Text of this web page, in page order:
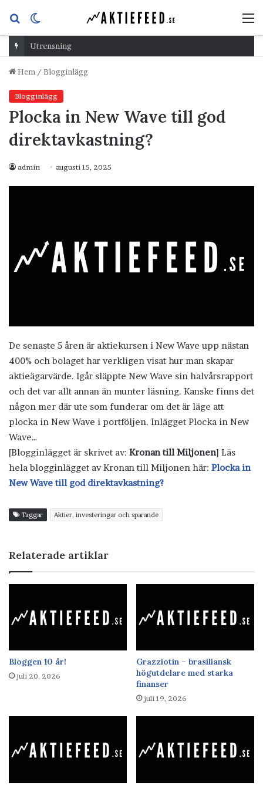
Sök
efterskin
Utrensning
Hem / Blogginlägg
Blogginlägg
Plocka in New Wave till god
direktavkastning?
admin augusti 15, 2025
De senaste 5 åren är aktiekursen i New Wave upp nästan
400% och bolaget har verkligen visat hur man skapar
aktieägarvärde. Igår släppte New Wave sin halvårsrapport
och det var allt annan än munter läsning. Kanske finns det
någon mer där ute som funderar om det är läge att
plocka in New Wave i portföljen. Inlägget Plocka in New
Wave…
[Blogginlägget är skrivet av: Kronan till Miljonen] Läs
hela blogginlägget av Kronan till Miljonen här: Plocka in
New Wave till god direktavkastning?
Taggar Aktier, investeringar och sparande
Relaterade artiklar
Bloggen 10 år!
juli 20, 2026
Grazziotin – brasiliansk
högutdelare med starka
finanser
juli 19, 2026